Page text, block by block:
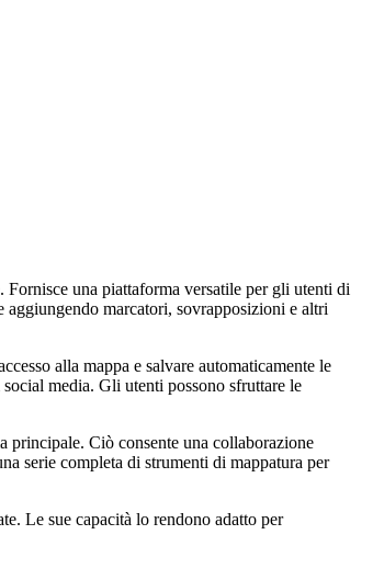
una piattaforma versatile per gli utenti di
marcatori, sovrapposizioni e altri
alla mappa e salvare automaticamente le
media. Gli utenti possono sfruttare le
principale. Ciò consente una collaborazione
serie completa di strumenti di mappatura per
Le sue capacità lo rendono adatto per